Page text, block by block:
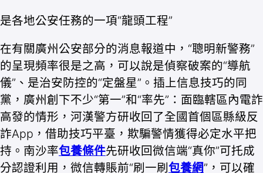
是各地公安任務的一項“龍頭工程”
在有關廣州公安部分的消息報道中，“聰明新警務”
的呈現頻率很是之高，可以說是偵察破案的“導航
儀”、是治安防控的“定盤星”。插上信息技巧的同
黨，廣州創下不少“第一”和“率先”：面臨轄區內電詐
高發的情形，河漢警方研收回了全國首個區縣級反
詐App，借助技巧平臺，欺騙警情獲得必定水平把
持。南沙率包養條件先研收回微信端“真你”可托成
分認證利用，微信轉賬前“刷一刷 包養網”，可以確